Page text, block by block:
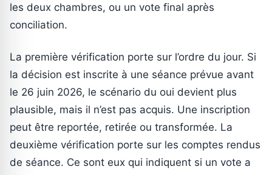
les deux chambres, ou un vote final après
conciliation.
La première vérification porte sur l’ordre du jour. Si
la décision est inscrite à une séance prévue avant
le 26 juin 2026, le scénario du oui devient plus
plausible, mais il n’est pas acquis. Une inscription
peut être reportée, retirée ou transformée. La
deuxième vérification porte sur les comptes rendus
de séance. Ce sont eux qui indiquent si un vote a